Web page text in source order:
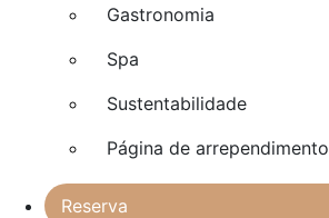
Gastronomia
Spa
Sustentabilidade
Página de arrependimento
Reserva